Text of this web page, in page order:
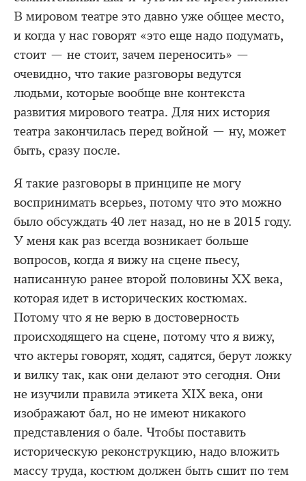
В мировом театре это давно уже общее место,
и когда у нас говорят «это еще надо подумать,
стоит — не стоит, зачем переносить» —
очевидно, что такие разговоры ведутся
людьми, которые вообще вне контекста
развития мирового театра. Для них история
театра закончилась перед войной — ну, может
быть, сразу после.
Я такие разговоры в принципе не могу
воспринимать всерьез, потому что это можно
было обсуждать 40 лет назад, но не в 2015 году.
У меня как раз всегда возникает больше
вопросов, когда я вижу на сцене пьесу,
написанную ранее второй половины ХХ века,
которая идет в исторических костюмах.
Потому что я не верю в достоверность
происходящего на сцене, потому что я вижу,
что актеры говорят, ходят, садятся, берут ложку
и вилку так, как они делают это сегодня. Они
не изучили правила этикета XIX века, они
изображают бал, но не имеют никакого
представления о бале. Чтобы поставить
историческую реконструкцию, надо вложить
массу труда, костюм должен быть сшит по тем